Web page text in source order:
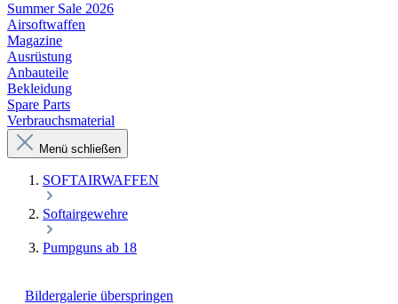
Summer Sale 2026
Airsoftwaffen
Magazine
Ausrüstung
Anbauteile
Bekleidung
Spare Parts
Verbrauchsmaterial
Menü schließen
SOFTAIRWAFFEN
Softairgewehre
Pumpguns ab 18
Bildergalerie überspringen